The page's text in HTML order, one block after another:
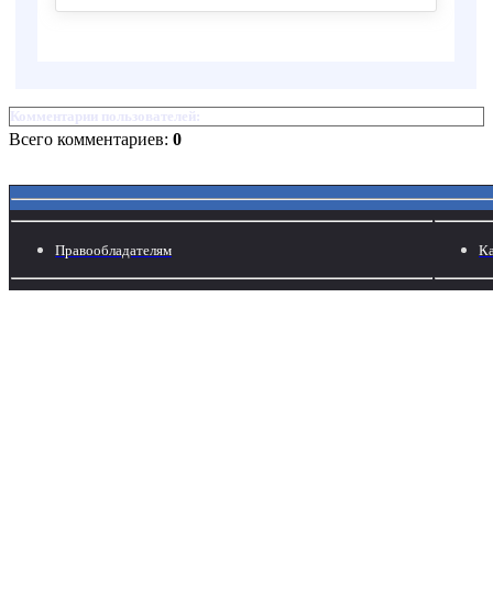
Комментарии пользователей:
Всего комментариев: 0
Правообладателям